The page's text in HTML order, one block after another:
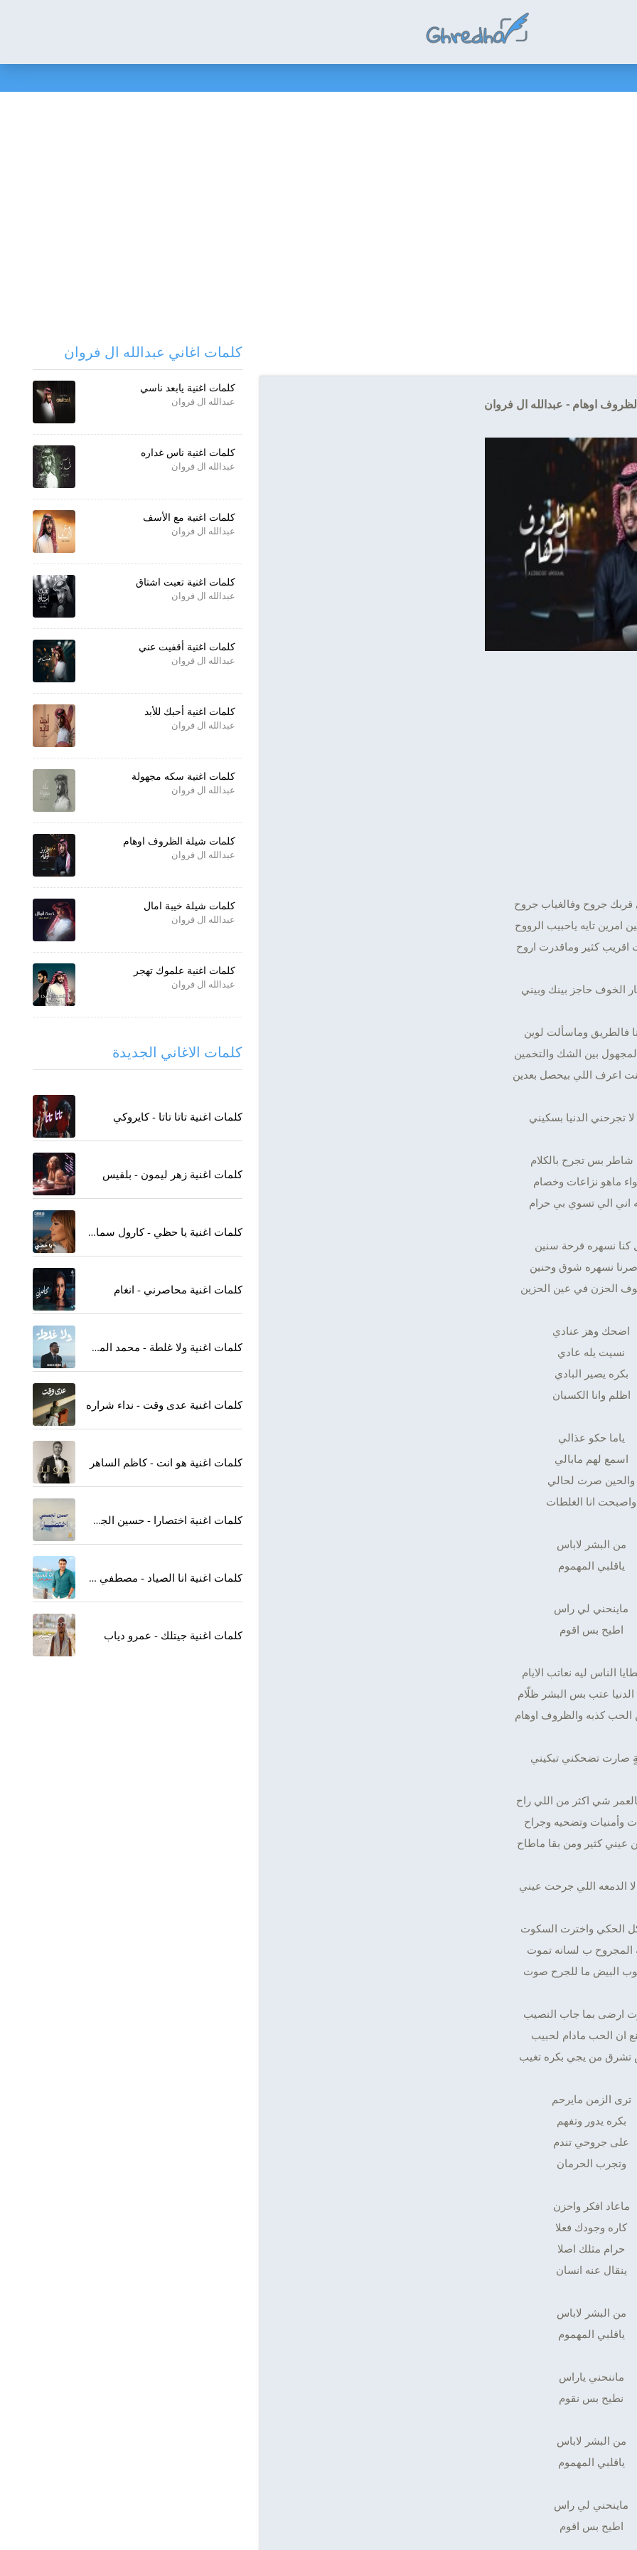
اوهام - عبدالله ال فروان
جروح وفالغياب جروح
امرين تايه ياحبيب الرووح
اقريب كثير وماقدرت اروح
الخوف حاجز بينك وبيني
فالطريق وماسألت لوين
بين الشك والتخمين
اعرف اللي بيحصل بعدين
تجرحني الدنيا بسكيني
شاطر بس تجرح بالكلام
ماهو نزاعات وخصام
اني الي تسوي بي حرام
كنا نسهره فرحة سنين
صرنا نسهره شوق وحنين
الحزن في عين الحزين
اضحك وهز عنادي
نسيت يله عادي
بكره يصير البادي
اظلم وانا الكسبان
ياما حكو عذالي
اسمع لهم مابالي
والحين صرت لحالي
واصبحت انا الغلطات
من البشر لاباس
ياقلبي المهموم
ماينحني لي راس
اطيح بس اقوم
الناس ليه نعاتب الايام
عتب بس البشر ظلّام
الحب كذبه والظروف اوهام
صارت تضحكني تبكيني
شي اكثر من اللي راح
وأمنيات وتضحيه وجراح
عيني كثير ومن بقا ماطاح
الدمعه اللي جرحت عيني
الحكي واخترت السكوت
المجروح ب لسانه تموت
البيض ما للجرح صوت
ارضى بما جاب النصيب
ان الحب مادام لحبيب
من يجي بكره تغيب
ترى الزمن مايرحم
بكره يدور وتفهم
على جروحي تندم
وتجرب الحرمان
ماعاد افكر واحزن
كاره وجودك فعلا
حرام مثلك اصلا
ينقال عنه انسان
من البشر لاباس
ياقلبي المهموم
ماننحني ياراس
نطيح بس نقوم
من البشر لاباس
ياقلبي المهموم
ماينحني لي راس
اطيح بس اقوم
كلمات اغاني عبدالله ال فروان
كلمات اغنية يابعد ناسي
عبدالله ال فروان
كلمات اغنية ناس غداره
عبدالله ال فروان
كلمات اغنية مع الأسف
عبدالله ال فروان
كلمات اغنية تعبت اشتاق
عبدالله ال فروان
كلمات اغنية أقفيت عني
عبدالله ال فروان
كلمات اغنية أحبك للأبد
عبدالله ال فروان
كلمات اغنية سكه مجهولة
عبدالله ال فروان
كلمات شيلة الظروف اوهام
عبدالله ال فروان
كلمات شيلة خيبة امال
عبدالله ال فروان
كلمات اغنية علموك تهجر
عبدالله ال فروان
كلمات الاغاني الجديدة
كلمات اغنية تاتا تاتا - كايروكي
كلمات اغنية زهر ليمون - بلقيس
كلمات اغنية يا حظي - كارول سماحة
كلمات اغنية محاصرني - انغام
كلمات اغنية ولا غلطة - محمد المجذوب
كلمات اغنية عدى وقت - نداء شراره
كلمات اغنية هو انت - كاظم الساهر
كلمات اغنية اختصارا - حسين الجسمي
كلمات اغنية انا الصياد - مصطفي كامل
كلمات اغنية جيتلك - عمرو دياب